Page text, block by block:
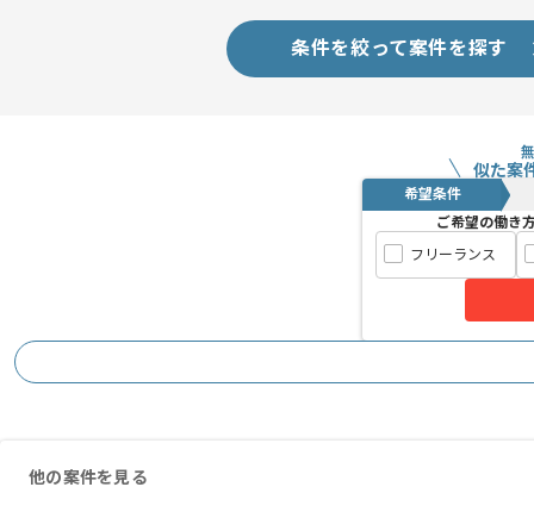
条件を絞って案件を探す
似た案
希望条件
ご希望の働き
フリーランス
他の案件を見る